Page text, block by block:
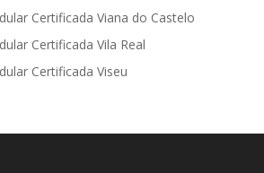
Certificada Viana do Castelo
Certificada Vila Real
Certificada Viseu